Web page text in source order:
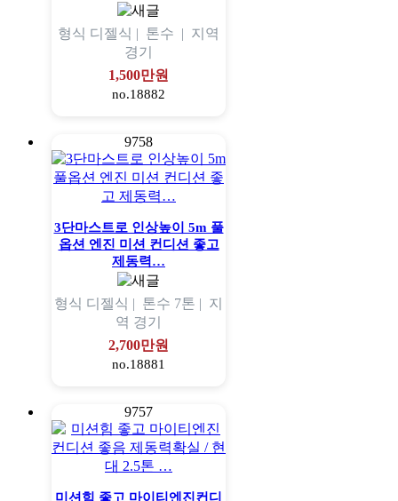
형식 디젤식 | 톤수 | 지역
경기
1,500만원
no.18882
9758
3단마스트로 인상높이 5m 풀
옵션 엔진 미션 컨디션 좋고
제동력…
형식 디젤식 | 톤수 7톤 | 지
역 경기
2,700만원
no.18881
9757
미션힘 좋고 마이티엔진컨디